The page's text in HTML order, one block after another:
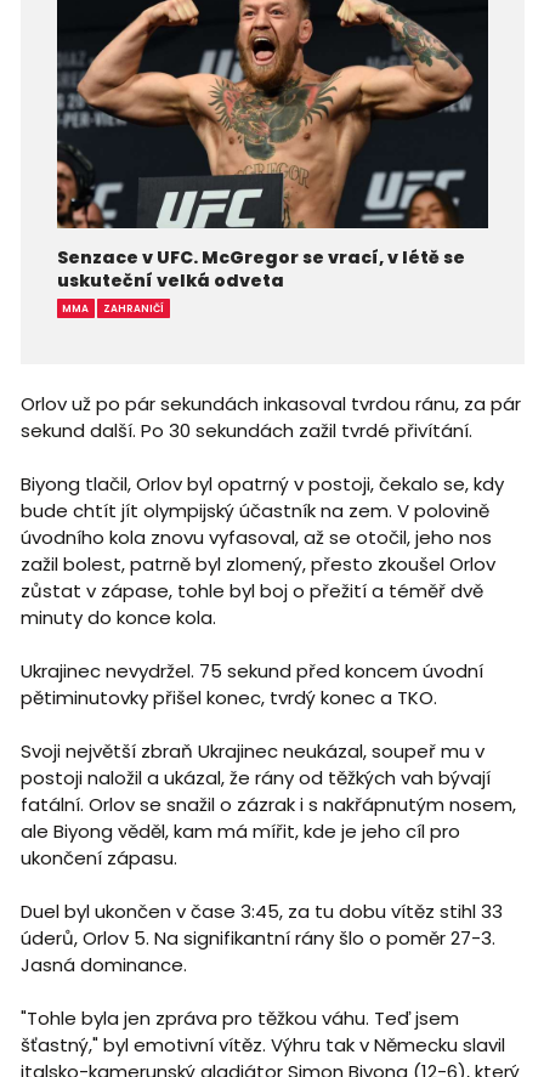
Senzace v UFC. McGregor se vrací, v létě se
uskuteční velká odveta
MMA ZAHRANIČÍ
Orlov už po pár sekundách inkasoval tvrdou ránu, za pár
sekund další. Po 30 sekundách zažil tvrdé přivítání.
Biyong tlačil, Orlov byl opatrný v postoji, čekalo se, kdy
bude chtít jít olympijský účastník na zem. V polovině
úvodního kola znovu vyfasoval, až se otočil, jeho nos
zažil bolest, patrně byl zlomený, přesto zkoušel Orlov
zůstat v zápase, tohle byl boj o přežití a téměř dvě
minuty do konce kola.
Ukrajinec nevydržel. 75 sekund před koncem úvodní
pětiminutovky přišel konec, tvrdý konec a TKO.
Svoji největší zbraň Ukrajinec neukázal, soupeř mu v
postoji naložil a ukázal, že rány od těžkých vah bývají
fatální. Orlov se snažil o zázrak i s nakřápnutým nosem,
ale Biyong věděl, kam má mířit, kde je jeho cíl pro
ukončení zápasu.
Duel byl ukončen v čase 3:45, za tu dobu vítěz stihl 33
úderů, Orlov 5. Na signifikantní rány šlo o poměr 27-3.
Jasná dominance.
"Tohle byla jen zpráva pro těžkou váhu. Teď jsem
šťastný," byl emotivní vítěz. Výhru tak v Německu slavil
italsko-kamerunský gladiátor Simon Biyong (12-6), který